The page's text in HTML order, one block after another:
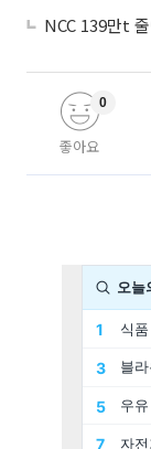
좋아요
0